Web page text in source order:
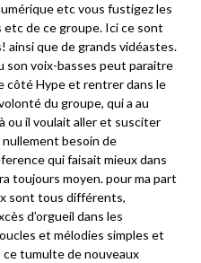
etc vous fustigez les
de ce groupe. Ici ce sont
ainsi que de grands vidéastes.
son voix-basses peut paraitre
côté Hype et rentrer dans le
du groupe, qui a au
ou il voulait aller et susciter
nullement besoin de
qui faisait mieux dans
toujours moyen. pour ma part
sont tous différents,
d’orgueil dans les
et mélodies simples et
ce tumulte de nouveaux